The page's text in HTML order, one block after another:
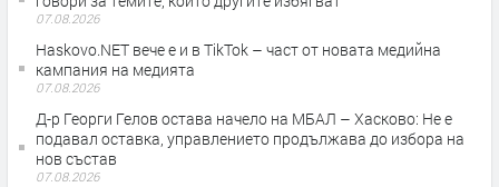
07.08.2026
Haskovo.NET вече е и в TikTok – част от новата медийна
кампания на медията
07.08.2026
Д-р Георги Гелов остава начело на МБАЛ – Хасково: Не е
подавал оставка, управлението продължава до избора на
нов състав
07.08.2026